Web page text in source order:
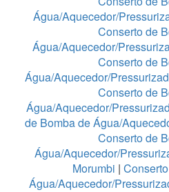
Água/Aquecedor/
Conserto de
Água/Aquecedor/
Conserto de
Água/Aquecedor/
Conserto de
Água/Aquecedor/
de Bomba de Água/
Conserto de
Água/Aquecedor/
Morumbi |
Água/Aquecedor/